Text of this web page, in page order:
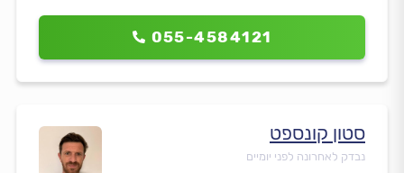
055-4584121אני מרוצה מאוד, תודה.״
סטון קונספט
נבדק לאחרונה לפני יומיים